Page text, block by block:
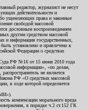
редактор, журналист не несут
действительности и
ущемляющих права и законные
свободой массовой
дословным воспроизведением
другим средством массовой
и информация государственных,
установлено и привлечено к
Федерации о средствах
РФ №16 от 15 июня 2010 года
информации», «по делам,
не является
РФ «О средствах массовой
в ходе которой определяется
компенсации морального вреда
в порядке ч.2 ст.152 ГК